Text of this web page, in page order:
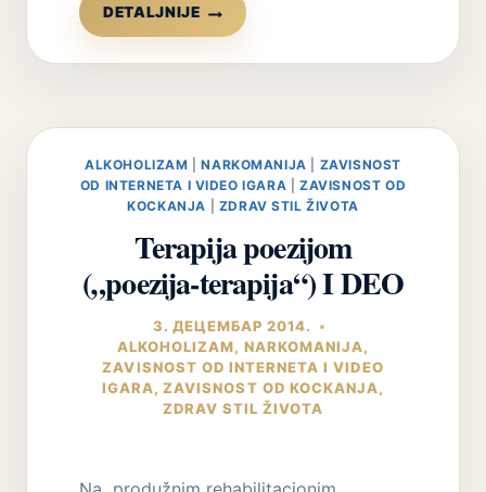
DETALJNIJE
PREVENCIJA
PONOVNOG
ALKOHOLIZAM |NARKOMANIJA
ZAVISNOST
OD INTERNETA I VIDEO IGARA |ZAVISNOST OD
KOCKANJA
ZDRAV STIL ŽIVOTA
Terapija poezijom
(„poezija-terapija“) I DEO
3. ДЕЦЕМБАР 2014.
ALKOHOLIZAM, NARKOMANIJA,
ZAVISNOST OD INTERNETA I VIDEO
IGARA,ZAVISNOST OD KOCKANJA,
ZDRAV STIL ŽIVOTA